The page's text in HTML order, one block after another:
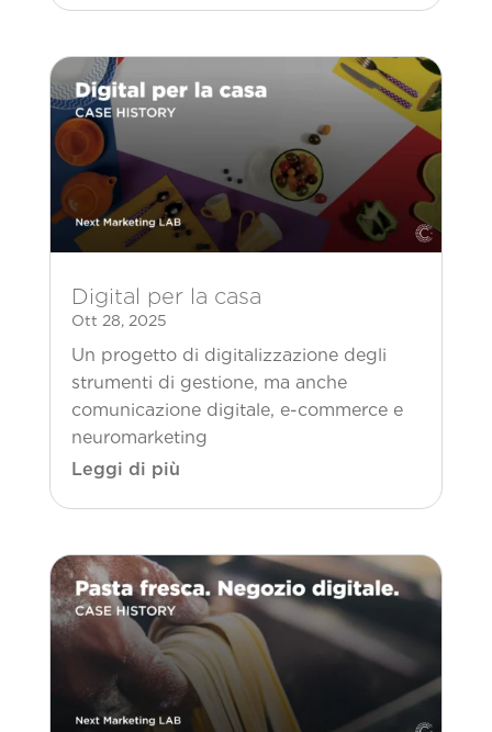
Digital per la casa
Ott 28, 2025
Un progetto di digitalizzazione degli
strumenti di gestione, ma anche
comunicazione digitale, e-commerce e
neuromarketing
Leggi di più